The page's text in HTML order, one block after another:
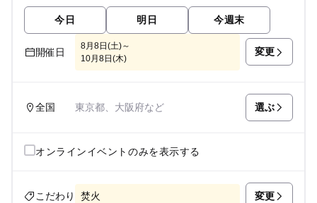
今日 明日 今週末
開催日
8月8日(土)～
10月8日(木)
変更
全国 東京都、大阪府など 選ぶ
オンラインイベントのみを表示する
こだわり 焚火 変更